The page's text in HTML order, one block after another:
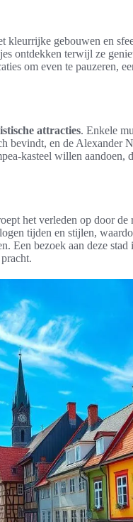
kleurrijke gebouwen en
ontdekken terwijl ze
om even te pauzeren,
attracties. Enkele
bevindt, en de Alexander
kasteel willen aandoen,
het verleden op door
tijden en stijlen,
Een bezoek aan deze